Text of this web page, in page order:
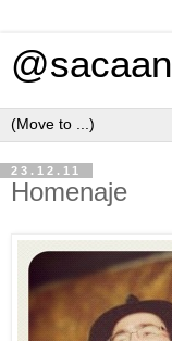
@sacaan
23.12.11
Homenaje